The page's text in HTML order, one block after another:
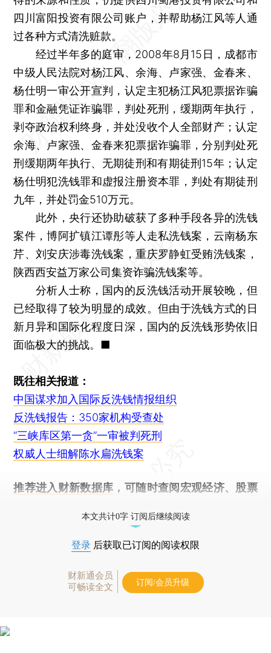
四川富阳投资有限公司账户，并帮助杨江风等人通
过各种方式清洗赃款。
经过半年多的庭审，2008年8月15日，成都市
中级人民法院对杨江风、余海、卢家强、金春来、
杨仕明一审公开宣判，认定主犯杨江风犯票据诈骗
罪和金融凭证诈骗罪，判处死刑，缓期两年执行，
剥夺政治权利终身，并处没收个人全部财产；认定
余海、卢家强、金春来犯票据诈骗罪，分别判处死
刑缓期两年执行、无期徒刑和有期徒刑15年；认定
杨仕明犯洗钱罪和虚报注册资本罪，判处有期徒刑
九年，并处罚金510万元。
此外，央行还协助破获了多种手段各异的洗钱
案件，博阿扩镇江谭彤等人走私洗钱案，云南杨东
芹、刘安庆涉毒洗钱案，重庆罗静虹受贿洗钱案，
陕西西安益万家公司集资诈骗洗钱案等。
分析人士称，国内的反洗钱活动开展较晚，但
已经取得了较为明显的成效。但由于洗钱方式的日
新月异和国际化程度日深，国内的反洗钱形势依旧
面临极大的挑战。■
既往相关报道：
中国谋求加入国际反洗钱情报组织
反洗钱报告：350家机构受查处
“三峡库区第一贪”一审被判死刑
权威人士细解陈水扁洗钱案
推荐进入 财新数据库 ，可随时查阅宏观经济、股票
本文共计0字 订阅后继续阅读
登录 后获取已订阅的阅读权限
财新通会员
可畅读全文
订阅/会员升级